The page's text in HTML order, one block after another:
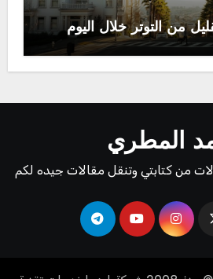
من التوتر خلال اليوم
المطري
من كتابتي وتنقل مقالات جيده لكم